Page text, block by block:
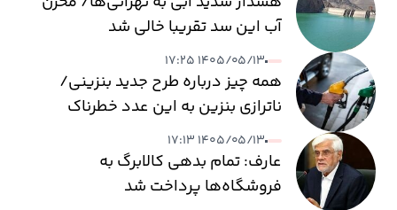
آب این سد تقریبا خالی شد
۱۴۰۵/۰۵/۱۳ ۱۷:۲۵
همه چیز درباره طرح جدید بنزینی/
ناترازی بنزین به این عدد خطرناک
می‌رسد
۱۴۰۵/۰۵/۱۳ ۱۷:۱۳
عارف: تمام بدهی کالابرگ به
فروشگاه‌ها پرداخت شد